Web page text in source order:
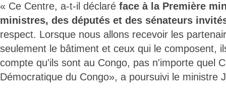
« Ce Centre, a-t-il déclaré face à la Première
ministres, des députés et des sénateurs
respect. Lorsque nous allons recevoir les
seulement le bâtiment et ceux qui le composent,
compte qu'ils sont au Congo, pas n'importe quel
Démocratique du Congo», a poursuivi le ministre